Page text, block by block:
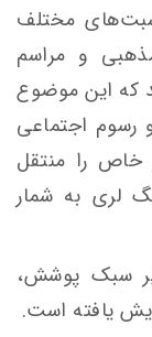
مختلف
و مراسم
که این موضوع
رسوم اجتماعی
خاص را منتقل
لری به شمار
سبک پوشش،
یافته است.